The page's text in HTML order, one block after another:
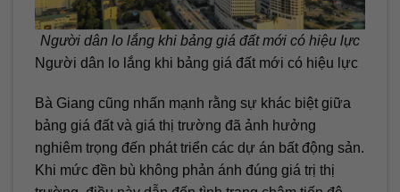
Người dân lo lắng khi bảng giá đất mới có hiệu lực
Người dân lo lắng khi bảng giá đất mới có hiệu lực
Bà Giang cũng nhấn mạnh rằng sự khác biệt giữa
bảng giá đất và giá thị trường đã ảnh hưởng
nghiêm trọng đến phát triển các dự án bất động sản.
Khi mức đền bù không phản ánh đúng giá trị thị